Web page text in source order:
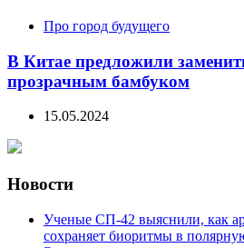
Про город будущего
В Китае предложили
прозрачным бамбуком
15.05.2024
Новости
Ученые СП-42 выяснили, как
сохраняет биоритмы в